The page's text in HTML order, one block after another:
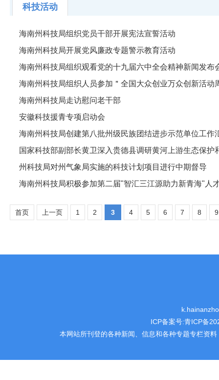
科技活动
海南州科技局组织党员干部开展宪法宣誓活动
海南州科技局开展党风廉政专题警示教育活动
海南州科技局组织观看党的十九届六中全会精神新闻发布
海南州科技局组织人员参加＂全国大众创业万众创新活动
海南州科技局走访慰问老干部
安徽科技援青专项启动会
海南州科技局创建第八批州级民族团结进步示范单位工作
国家科技部副部长黄卫深入贵德县调研黄河上游生态保
州科技局对州气象局实施的科技计划项目进行中期督导
海南州科技局积极参加第二届"智汇三江源助力新青海"人
首页 上一页 1 2 3 4 5 6 7 8 9
ICP备案号:青ICP备
本网站所刊登的各种新闻、信息和各种专题专栏资